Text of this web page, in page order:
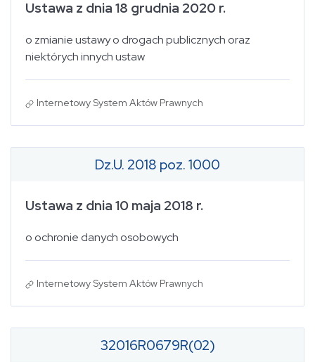
Ustawa z dnia 18 grudnia 2020 r.
o zmianie ustawy o drogach publicznych oraz
niektórych innych ustaw
Internetowy System Aktów Prawnych
Dz.U. 2018 poz. 1000
Ustawa z dnia 10 maja 2018 r.
o ochronie danych osobowych
Internetowy System Aktów Prawnych
32016R0679R(02)